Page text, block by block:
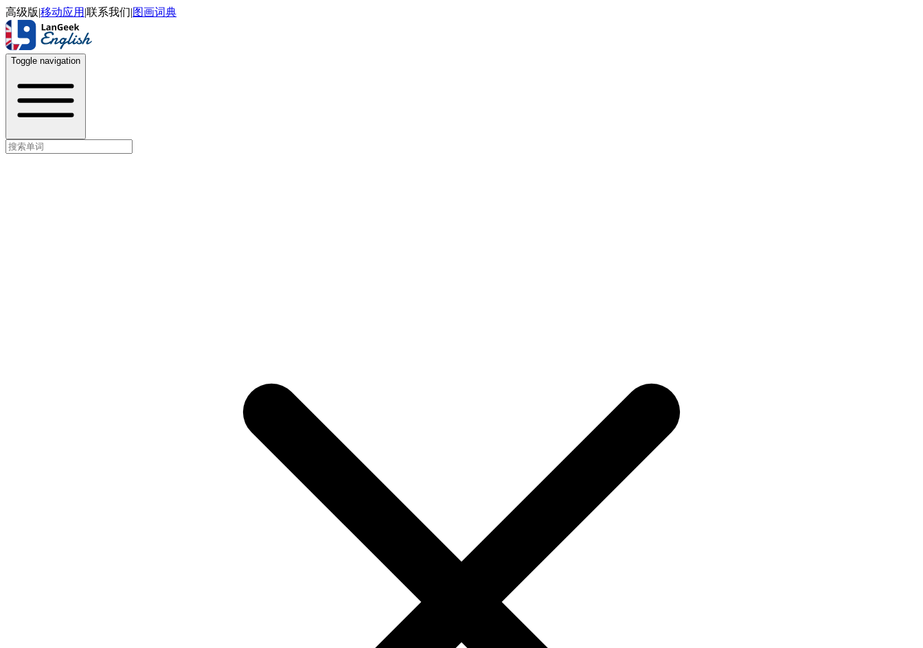
高级版|移动应用 |联系我们|图画词典
Toggle navigation